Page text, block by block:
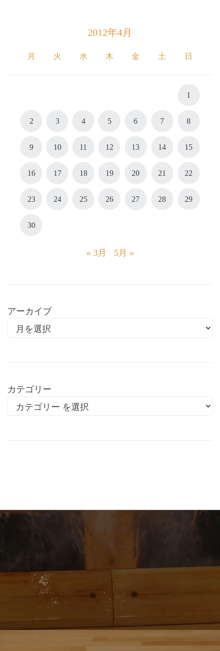
2012年4月
月 火 水 木 金 土 日
1
2 3 4 5 6 7 8
9 10 11 12 13 14 15
16 17 18 19 20 21 22
23 24 25 26 27 28 29
30
« 3月 5月 »
アーカイブ
カテゴリー